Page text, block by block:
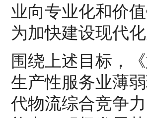
业向专业化和价
为加快建设现代
围绕上述目标，
生产性服务业薄
代物流综合竞争